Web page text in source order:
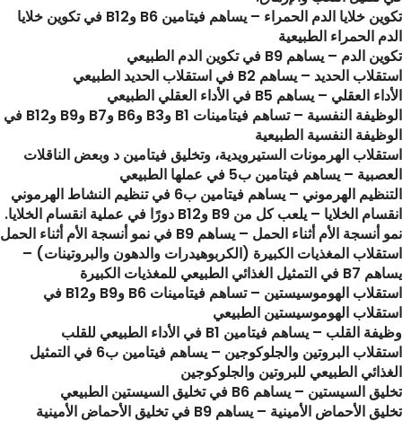
تكوين خلايا الدم الحمراء – يساهم فيتامين B6 وB12 في تكوين خلايا
الدم الحمراء الطبيعية
تكوين الدم – يساهم B9 في تكوين الدم الطبيعي
استقلاب الحديد – يساهم B2 في استقلاب الحديد الطبيعي
الأداء العقلي – يساهم B5 في الأداء العقلي الطبيعي
الوظيفة النفسية – تساهم فيتامينات B1 وB3 وB6 وB7 وB9 وB12 في
الوظيفة النفسية الطبيعية
استقلاب الهرمونات الستيرويدية، وتخليق فيتامين د وبعض الناقلات
العصبية – يساهم فيتامين ب5 في عملها الطبيعي
التنظيم الهرموني – يساهم فيتامين ب6 في تنظيم النشاط الهرموني
انقسام الخلايا – يلعب كل من B9 وB12 دورًا في عملية انقسام الخلايا.
نمو أنسجة الأم أثناء الحمل – يساهم B9 في نمو أنسجة الأم أثناء الحمل
استقلاب المغذيات الكبيرة (الكربوهيدرات والدهون والبروتينات) –
يساهم B7 في التمثيل الغذائي الطبيعي للمغذيات الكبيرة
استقلاب الهوموسيستين – تساهم فيتامينات B6 وB9 وB12 في
استقلاب الهوموسيستين الطبيعي
وظيفة القلب – يساهم فيتامين B1 في الأداء الطبيعي للقلب
استقلاب البروتين والجلوكوجين – يساهم فيتامين ب6 في التمثيل
الغذائي الطبيعي للبروتين والجلوكوجين
تخليق السيستين – يساهم B6 في تخليق السيستين الطبيعي
تخليق الأحماض الأمينية – يساهم B9 في تخليق الأحماض الأمينية